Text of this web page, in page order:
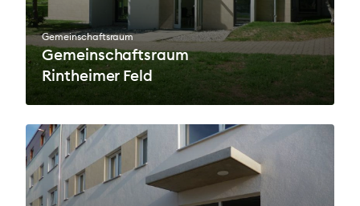
Gemeinschaftsraum
Gemeinschaftsraum
Rintheimer Feld